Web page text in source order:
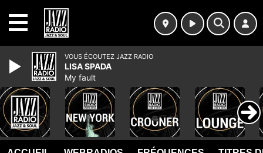
VOUS ÉCOUTEZ JAZZ RADIO
LISA SPADA
My fault